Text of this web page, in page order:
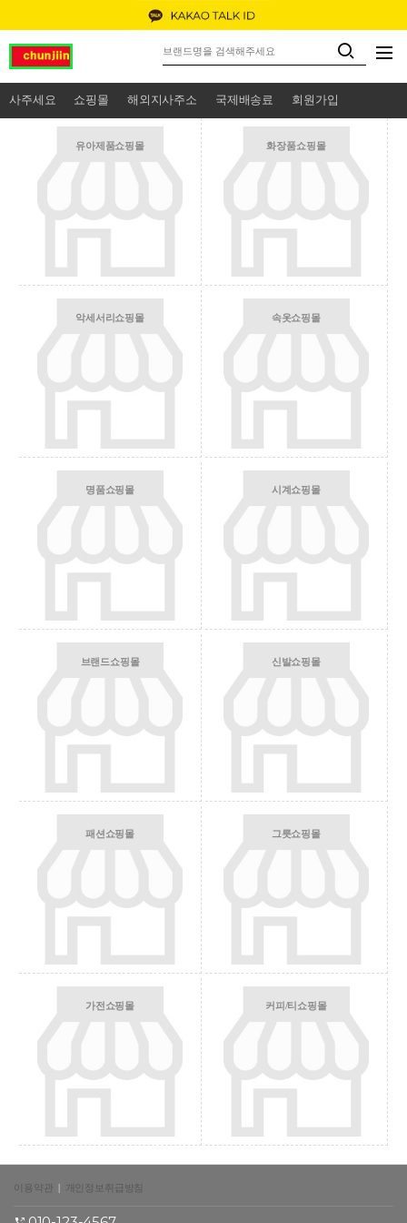
사주세요 쇼핑몰 해외지사주소 국제배송료 회원가입
유아제품쇼핑몰 화장품쇼핑몰
악세서리쇼핑몰 속옷쇼핑몰
명품쇼핑몰 시계쇼핑몰
브랜드쇼핑몰 신발쇼핑몰
패션쇼핑몰 그릇쇼핑몰
가전쇼핑몰 커피/티쇼핑몰
이용약관 | 개인정보취급방침